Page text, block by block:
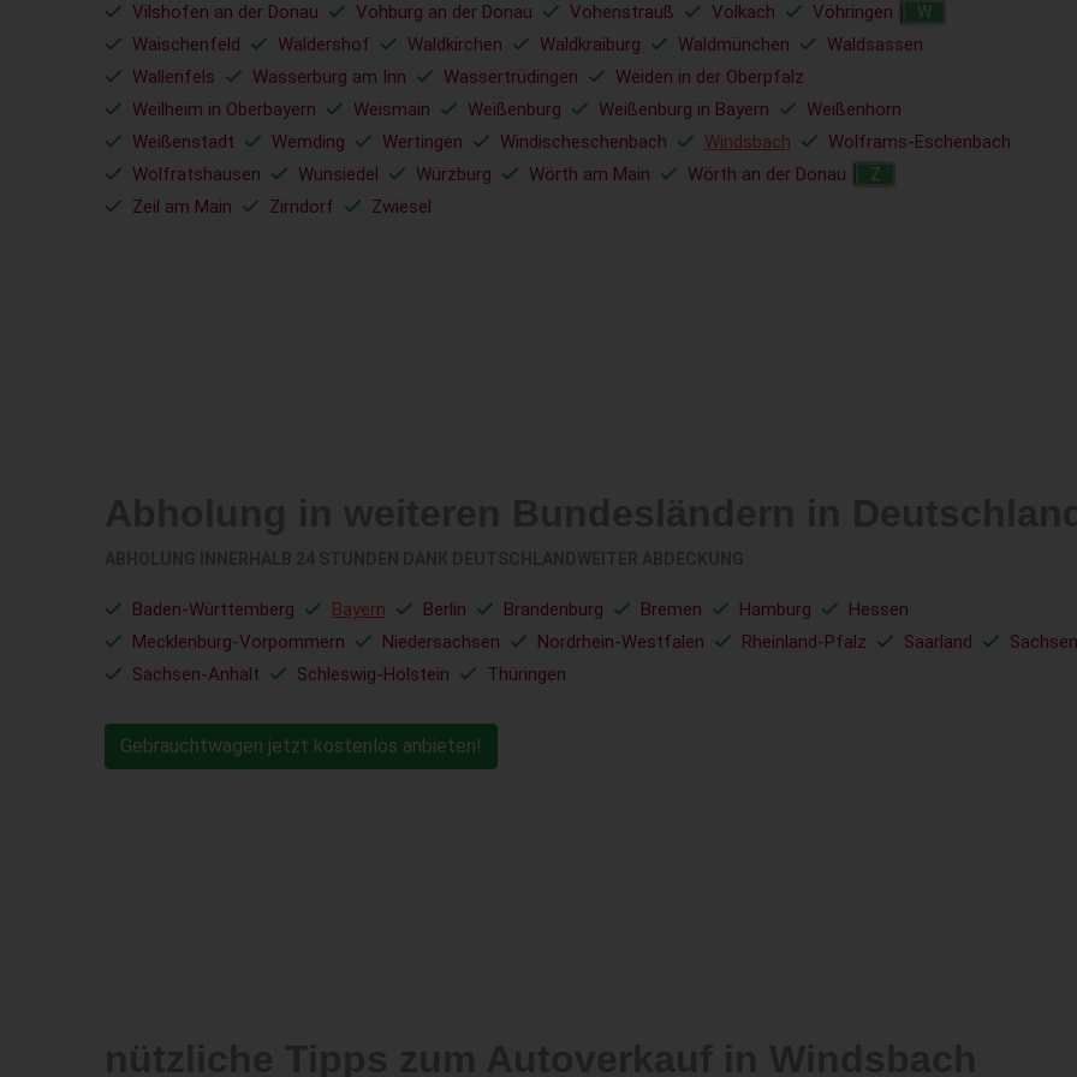
Vilshofen an der Donau Vohburg an der Donau Vohenstrauß Volkach Vöhringen W
Waischenfeld Waldershof Waldkirchen Waldkraiburg Waldmünchen
Waldsassen
Wallenfels
Wasserburg am Inn Wassertrüdingen
Weiden in der Oberpfalz
Weilheim in Oberbayern
Weismain Weißenburg Weißenburg in Bayern
Weißenhorn
Weißenstadt
Wemding Wertingen Windischeschenbach Windsbach
Wolframs-Eschenbach
Wolfratshausen
Wunsiedel Würzburg Wörth am Main Wörth an der Donau Z
Zeil am Main Zirndorf Zwiesel
Baden-Württemberg Bayern Berlin Brandenburg Bremen Hamburg
Hessen
Mecklenburg-Vorpommern
Niedersachsen Nordrhein-Westfalen Rheinland-Pfalz Saarland
Sachsen
Sachsen-Anhalt
Schleswig-Holstein Thüringen
Gebrauchtwagen jetzt kostenlos anbieten!